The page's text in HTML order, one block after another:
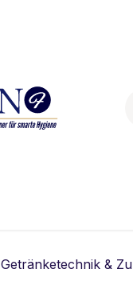
Getränketechnik &